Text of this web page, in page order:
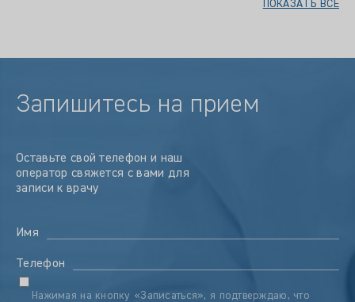
ПОКАЗАТЬ ВСЕ
Запишитесь на прием
Оставьте свой телефон и наш
оператор свяжется с вами для
записи к врачу
Имя
Телефон
Нажимая на кнопку «Записаться», я подтверждаю, что